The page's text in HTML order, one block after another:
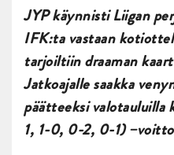
JYP käynnisti Liigan
IFK:ta vastaan
tarjoiltiin draaman
Jatkoajalle saakka
päätteeksi
1, 1-0, 0-2, 0-1)